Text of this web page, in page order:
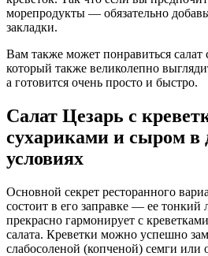
морепродукты — обязательно
закладки.
Вам также может понравиться салат
который также великолепно
а готовится очень просто и быстро.
Салат Цезарь с
сухариками и сыром
условиях
Основной секрет ресторанного
состоит в его заправке — ее
прекрасно гармонирует с
салата. Креветки можно успешно
слабосоленой (копченой) семги